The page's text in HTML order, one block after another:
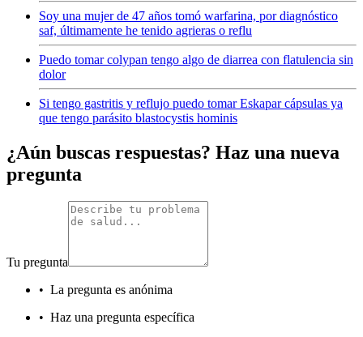
Soy una mujer de 47 años tomó warfarina, por diagnóstico
saf, últimamente he tenido agrieras o reflu
Puedo tomar colypan tengo algo de diarrea con flatulencia sin
dolor
Si tengo gastritis y reflujo puedo tomar Eskapar cápsulas ya
que tengo parásito blastocystis hominis
¿Aún buscas respuestas? Haz una nueva
pregunta
Tu pregunta
• La pregunta es anónima
• Haz una pregunta específica